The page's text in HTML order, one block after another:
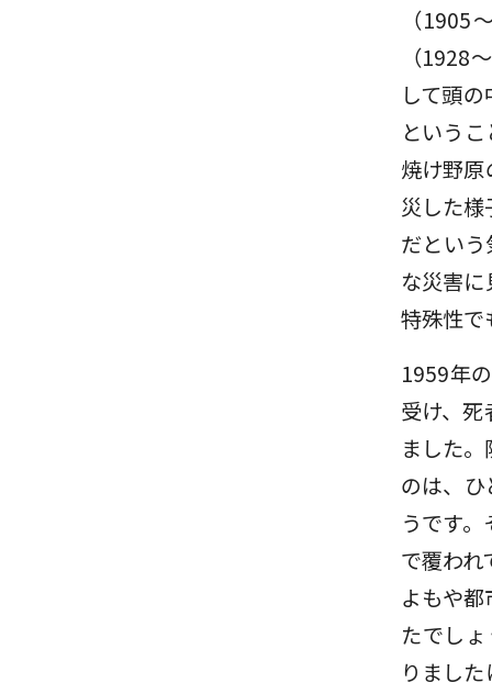
（1905
（1928
して頭
という
焼け野
災した
だとい
な災害
特殊性で
1959年
受け、
ました
のは、
うです
で覆わ
よもや
たでし
りまし